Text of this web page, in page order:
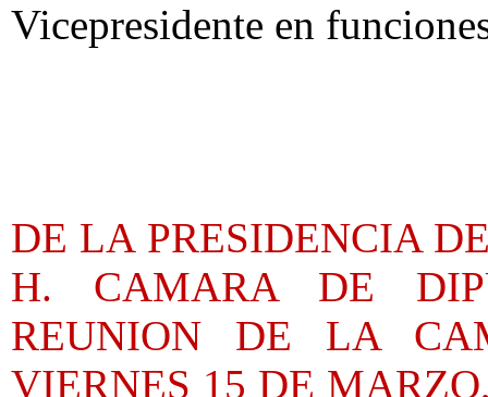
Vicepresidente en
DE LA PRESIDENCIA
H. CAMARA DE
REUNION DE LA
VIERNES 15 DE